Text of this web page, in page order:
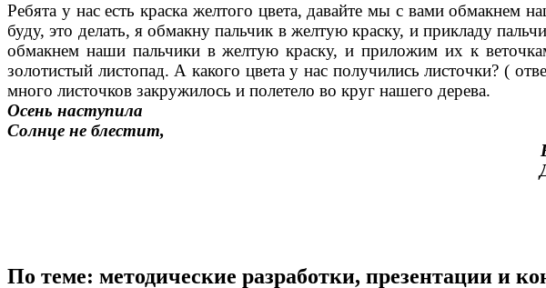
Ребята у нас есть краска желтого цвета, давайте мы с вами обмакнем
буду, это делать, я обмакну пальчик в желтую краску, и прикладу
обмакнем наши пальчики в желтую краску, и приложим их к
золотистый листопад. А какого цвета у нас получились листочки? (
много листочков закружилось и полетело во круг нашего дерева.
Осень наступила
Солнце не блестит,
По теме: методические разработки, презентации и